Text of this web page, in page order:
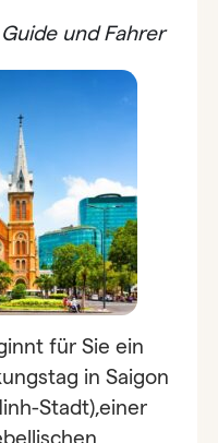
und Fahrer
für Sie ein
in Saigon
Stadt),einer